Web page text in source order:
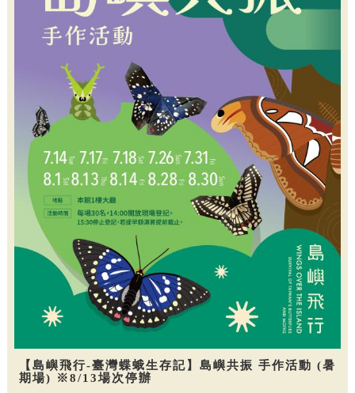
【島嶼飛行-臺灣蝶蛾生存記】島嶼共振 手作活動 (暑
期場) ※8/13場次停辦